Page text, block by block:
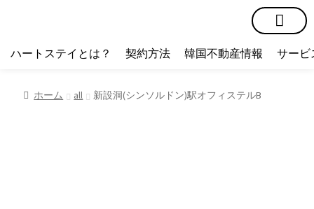
ハートステイとは？ 契約方法 韓国不動産情報 サービ
ホーム all 新設洞(シンソルドン)駅オフィステルB